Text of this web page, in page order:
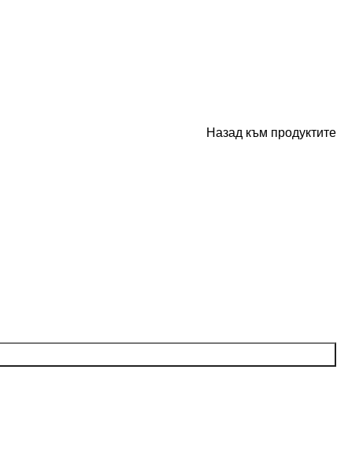
Назад към продуктите